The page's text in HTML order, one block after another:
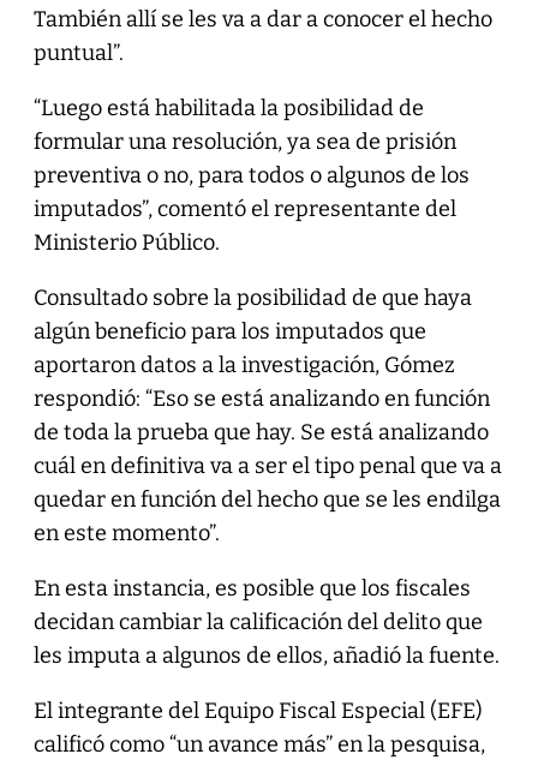
También allí se les va a dar a conocer el hecho
puntual”.
“Luego está habilitada la posibilidad de
formular una resolución, ya sea de prisión
preventiva o no, para todos o algunos de los
imputados”, comentó el representante del
Ministerio Público.
Consultado sobre la posibilidad de que haya
algún beneficio para los imputados que
aportaron datos a la investigación, Gómez
respondió: “Eso se está analizando en función
de toda la prueba que hay. Se está analizando
cuál en definitiva va a ser el tipo penal que va a
quedar en función del hecho que se les endilga
en este momento”.
En esta instancia, es posible que los fiscales
decidan cambiar la calificación del delito que
les imputa a algunos de ellos, añadió la fuente.
El integrante del Equipo Fiscal Especial (EFE)
calificó como “un avance más” en la pesquisa,